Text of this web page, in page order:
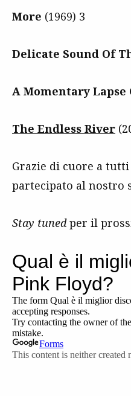
More (1969) 3
Delicate Sound Of
A Momentary Lapse
The Endless River
Grazie di cuore a
partecipato al nostro
Stay tunedper il